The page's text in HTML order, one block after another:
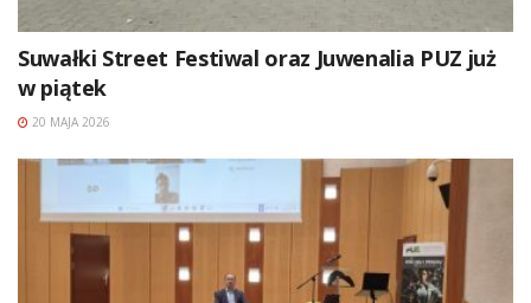
Suwałki Street Festiwal oraz Juwenalia PUZ już
w piątek
20 MAJA 2026